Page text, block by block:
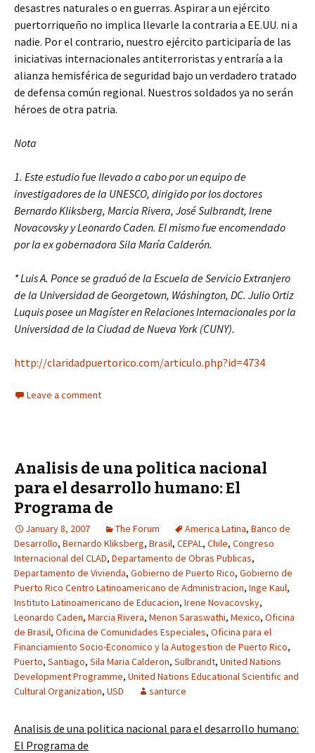
desastres naturales o en guerras. Aspirar a un ejército
puertorriqueño no implica llevarle la contraria a EE.UU. ni a
nadie. Por el contrario, nuestro ejército participaría de las
iniciativas internacionales antiterroristas y entraría a la
alianza hemisférica de seguridad bajo un verdadero tratado
de defensa común regional. Nuestros soldados ya no serán
héroes de otra patria.
Nota
1. Este estudio fue llevado a cabo por un equipo de
investigadores de la UNESCO, dirigido por los doctores
Bernardo Kliksberg, Marcia Rivera, José Sulbrandt, Irene
Novacovsky y Leonardo Caden. El mismo fue encomendado
por la ex gobernadora Sila María Calderón.
* Luis A. Ponce se graduó de la Escuela de Servicio Extranjero
de la Universidad de Georgetown, Wáshington, DC. Julio Ortiz
Luquis posee un Magíster en Relaciones Internacionales por la
Universidad de la Ciudad de Nueva York (CUNY).
http://claridadpuertorico.com/articulo.php?id=4734
Leave a comment
Analisis de una politica nacional
para el desarrollo humano: El
Programa de
January 8, 2007 The Forum America Latina, Banco de
Desarrollo, Bernardo Kliksberg, Brasil, CEPAL, Chile, Congreso
Internacional del CLAD, Departamento de Obras Publicas,
Departamento de Vivienda, Gobierno de Puerto Rico, Gobierno de
Puerto Rico Centro Latinoamericano de Administracion, Inge Kaul,
Instituto Latinoamericano de Educacion, Irene Novacovsky,
Leonardo Caden, Marcia Rivera, Menon Saraswathi, Mexico, Oficina
de Brasil, Oficina de Comunidades Especiales, Oficina para el
Financiamiento Socio-Economico y la Autogestion de Puerto Rico,
Puerto, Santiago, Sila Maria Calderon, Sulbrandt, United Nations
Development Programme, United Nations Educational Scientific and
Cultural Organization, USD santurce
Analisis de una politica nacional para el desarrollo humano:
El Programa de